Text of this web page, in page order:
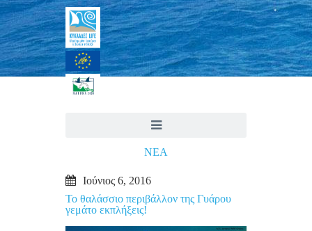
ΝΕΑ
Ιούνιος 6, 2016
Το θαλάσσιο περιβάλλον της Γυάρου
γεμάτο εκπλήξεις!